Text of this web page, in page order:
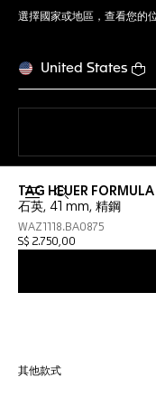
選擇國家或地區，查看您的
United States
開啟搜尋
TAG HEUER
石英, 41 mm, 精鋼
WAZ1118.BA0875
S$ 2.750,00
其他款式